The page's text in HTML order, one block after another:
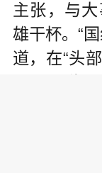
主张，与
雄干杯。“
道，在“头